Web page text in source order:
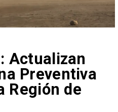
Actualizan
Preventiva
Región de